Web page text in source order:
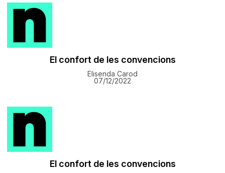
El confort de les convencions
Elisenda Carod
07/12/2022
El confort de les convencions